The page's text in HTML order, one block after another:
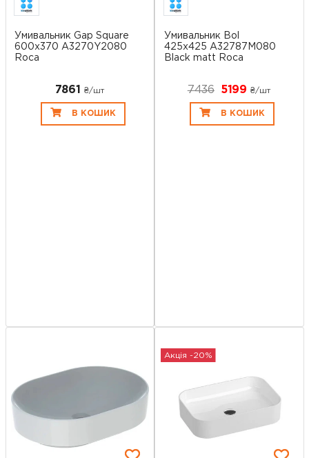
Умивальник Gap Square
600х370 A3270Y2080
Roca
7861 ₴/шт
В КОШИК
Умивальник Bol
425x425 A32787M080
Black matt Roca
7436 5199 ₴/шт
В КОШИК
Акція -20%